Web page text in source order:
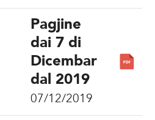
Pagjine
dai 7 di
Dicembar
dal 2019
07/12/2019